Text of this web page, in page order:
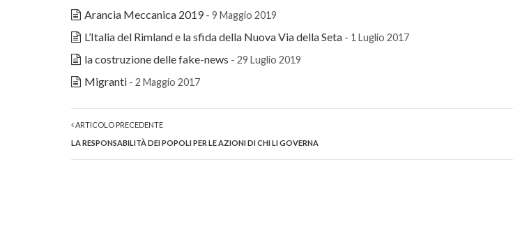
Arancia Meccanica 2019 - 9 Maggio 2019
L’Italia del Rimland e la sfida della Nuova Via della Seta - 1 Luglio 2017
la costruzione delle fake-news - 29 Luglio 2019
Migranti - 2 Maggio 2017
ARTICOLO PRECEDENTE
LA RESPONSABILITÀ DEI POPOLI PER LE AZIONI DI CHI LI GOVERNA